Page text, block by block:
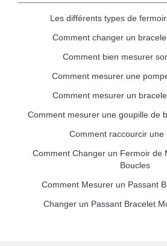
Les différents types de
Comment changer un
Comment bien mesurer
Comment mesurer une
Comment mesurer un
Comment mesurer une goupille de
Comment raccourcir une
Comment Changer un Fermoir de
Boucles
Comment Mesurer un Passant
Changer un Passant Bracelet